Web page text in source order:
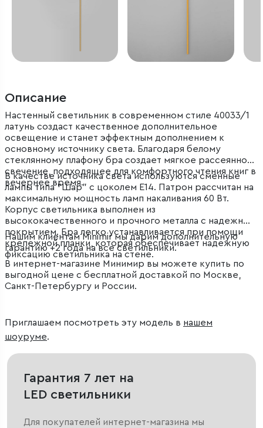
Описание
Настенный светильник в современном стиле 40033/1
латунь создаст качественное дополнительное
освещение и станет эффектным дополнением к
основному источнику света. Благодаря белому
стеклянному плафону бра создает мягкое рассеянное
свечение, подходящее для комфортного чтения книг в
вечернее время.
В качестве источника света используются сменные
лампы типа "Шар" с цоколем E14. Патрон рассчитан на
максимальную мощность ламп накаливания 60 Вт.
Корпус светильника выполнен из
высококачественного и прочного металла с надежным
покрытием. Бра легко устанавливается при помощи
крепежной планки, которая обеспечивает надежную
фиксацию светильника на стене.
Нашим клиентам Minimir мы дарим дополнительную
гарантию +2 года на все светильники.
В интернет-магазине Минимир вы можете купить по
выгодной цене с бесплатной доставкой по Москве,
Санкт-Петербургу и России.
Приглашаем посмотреть эту модель в нашем
шоуруме.
Гарантия 7 лет на
LED светильники
Для покупателей интернет-магазина мы